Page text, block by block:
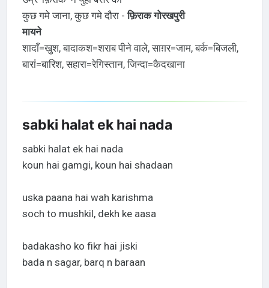
कुछ गमे जाना, कुछ गमे दौरा -फ़िराक गोरखपुरी
मायने
शादाँ=खुश, बादाकश=शराब पीने वाले, साग़र=जाम, बर्क=बिजली,
बारां=बारिश, सहारा=रेगिस्तान, जिन्दा=कैदखाना
sabki halat ek hai nada
sabki halat ek hai nada
koun hai gamgi, koun hai shadaan
uska paana hai wah karishma
soch to mushkil, dekh ke aasa
badakasho ko fikr hai jiski
bada n sagar, barq n baraan